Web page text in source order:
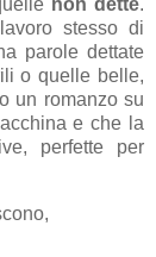
non dette.
stesso di
parole dettate
o quelle belle,
un romanzo su
e che la
perfette per